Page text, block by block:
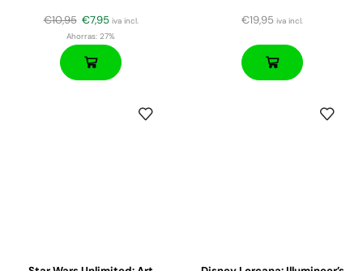
€10,95 €7,95 iva incl.
Ahorras: 27%
€19,95 iva incl.